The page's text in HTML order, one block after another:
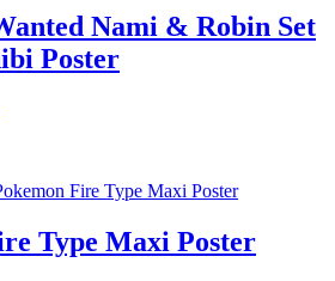
Nami & Robin Set
Poster
Type Maxi Poster